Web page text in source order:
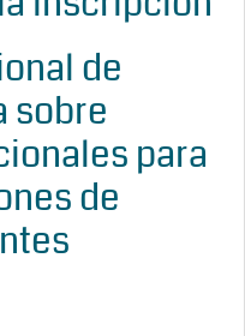
de
sobre
para
de